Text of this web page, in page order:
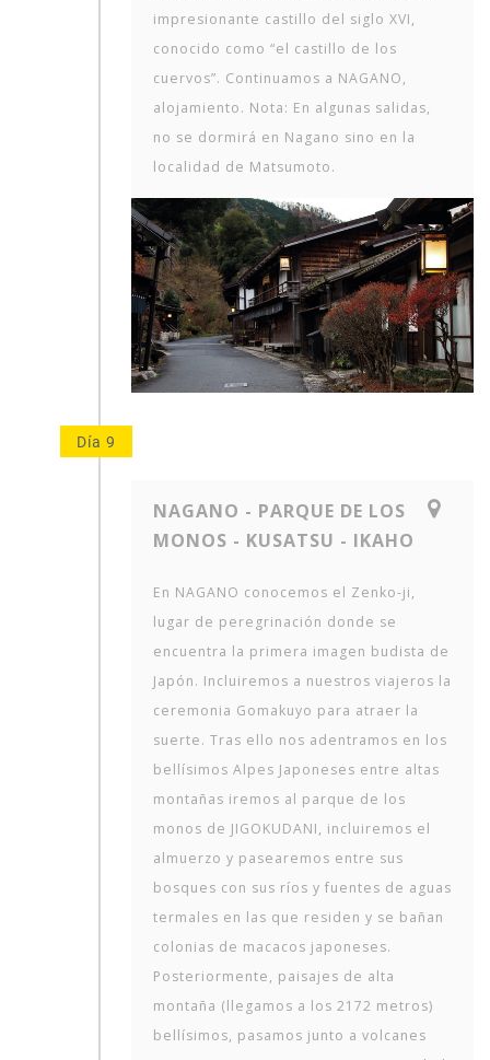
impresionante castillo del siglo XVI,
conocido como “el castillo de los
cuervos”. Continuamos a NAGANO,
alojamiento. Nota: En algunas salidas,
no se dormirá en Nagano sino en la
localidad de Matsumoto.
Día 9
NAGANO - PARQUE DE LOS
MONOS - KUSATSU - IKAHO
En NAGANO conocemos el Zenko-ji,
lugar de peregrinación donde se
encuentra la primera imagen budista de
Japón. Incluiremos a nuestros viajeros la
ceremonia Gomakuyo para atraer la
suerte. Tras ello nos adentramos en los
bellísimos Alpes Japoneses entre altas
montañas iremos al parque de los
monos de JIGOKUDANI, incluiremos el
almuerzo y pasearemos entre sus
bosques con sus ríos y fuentes de aguas
termales en las que residen y se bañan
colonias de macacos japoneses.
Posteriormente, paisajes de alta
montaña (llegamos a los 2172 metros)
bellísimos, pasamos junto a volcanes